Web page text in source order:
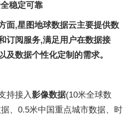
稳定可靠
面,星图地球数据云主要提供数
订阅服务,满足用户在数据接
及数据个性化定制的需求。
持接入影像数据(10米全球数
、0.5米中国重点城市数据、时